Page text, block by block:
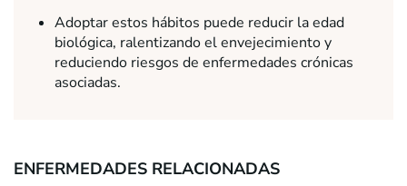
Adoptar estos hábitos puede reducir la edad
biológica, ralentizando el envejecimiento y
reduciendo riesgos de enfermedades crónicas
asociadas.
ENFERMEDADES RELACIONADAS